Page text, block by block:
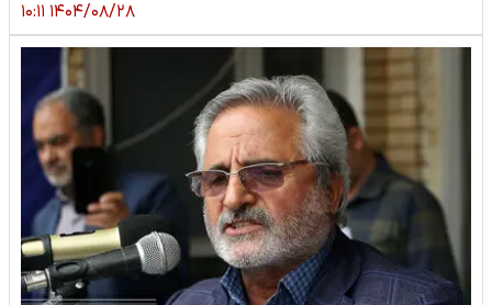
۱۴۰۴/۰۸/۲۸ ۱۰:۱۱